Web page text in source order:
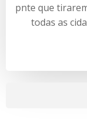
pnte que
todas as